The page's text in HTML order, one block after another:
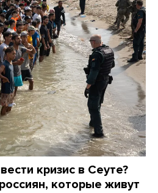
кризис в Сеуте?
которые живут